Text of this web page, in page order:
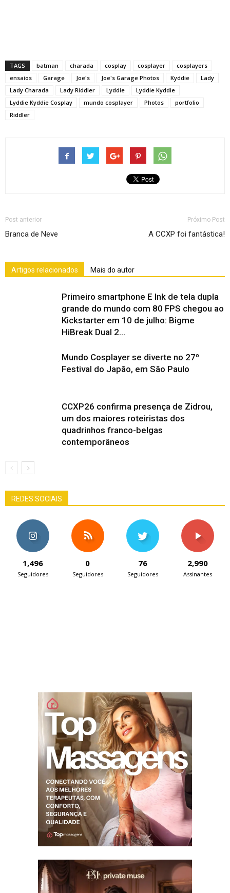
TAGS batman charada cosplay cosplayer
cosplayers
ensaios
Garage Joe's Joe's Garage Photos Kyddie
Lady
Lady Charada
Lady Riddler Lyddie
Lyddie Kyddie
Lyddie Kyddie Cosplay
mundo cosplayer Photos
portfolio
Riddler
Post anterior
Branca de Neve
Próximo Post
A CCXP foi fantástica!
Artigos relacionados Mais do autor
Primeiro smartphone E Ink de tela dupla
grande do mundo com 80 FPS chegou ao
Kickstarter em 10 de julho: Bigme
HiBreak Dual 2...
Mundo Cosplayer se diverte no 27º
Festival do Japão, em São Paulo
CCXP26 confirma presença de Zidrou,
um dos maiores roteiristas dos
quadrinhos franco-belgas
contemporâneos
REDES SOCIAIS
1,496
Seguidores
0
Seguidores
76
Seguidores
2,990
Assinantes